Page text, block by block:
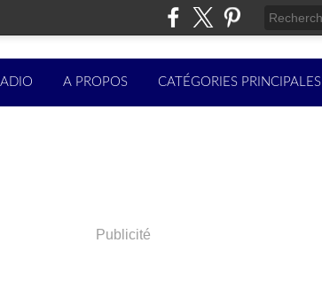
A PROPOS CATÉGORIES PRINCIPALES
Publicité